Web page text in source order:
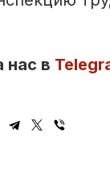
нас в